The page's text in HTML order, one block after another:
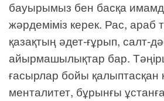
бауырымыз бен басқа
жәрдеміміз керек. Рас, араб
қазақтың әдет-ғұрып, салт-
айырмашылықтар бар.
ғасырлар бойы қалыптасқан
менталитет, бұрынғы